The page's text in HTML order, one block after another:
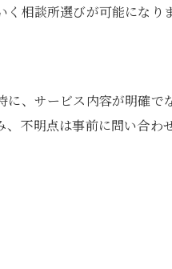
相談所選びが可能になりま
、サービス内容が明確で
不明点は事前に問い合わ